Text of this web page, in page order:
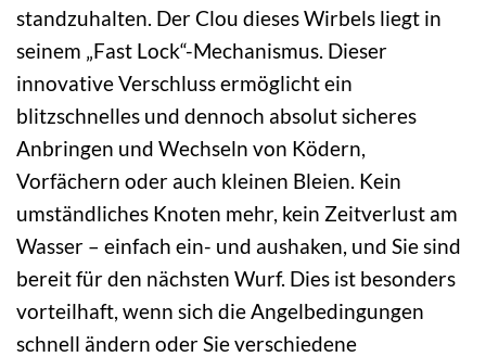
standzuhalten. Der Clou dieses Wirbels liegt in
seinem „Fast Lock“-Mechanismus. Dieser
innovative Verschluss ermöglicht ein
blitzschnelles und dennoch absolut sicheres
Anbringen und Wechseln von Ködern,
Vorfächern oder auch kleinen Bleien. Kein
umständliches Knoten mehr, kein Zeitverlust am
Wasser – einfach ein- und aushaken, und Sie sind
bereit für den nächsten Wurf. Dies ist besonders
vorteilhaft, wenn sich die Angelbedingungen
schnell ändern oder Sie verschiedene